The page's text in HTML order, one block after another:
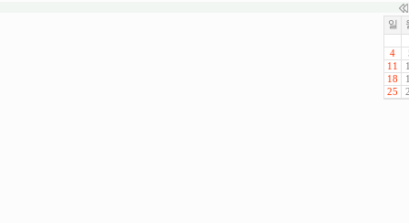
일
4
11
18
25